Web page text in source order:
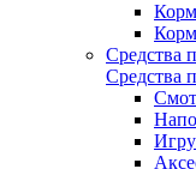
Средства
Средства